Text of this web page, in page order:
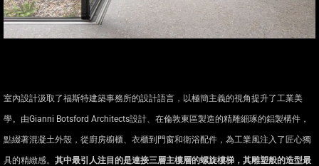
室內設計汲取了福斯特建築事務所的設計語言，以極簡主義的視角提升了工業美
學。由Gianni Botsford Architects設計、在倫敦東區製造的精雕細琢的鋁製構件，
點綴著混凝土外殼，從廚房櫥櫃、衣櫃到門窗和衛浴配件，為工業風注入了匠心獨
具的精緻感。 其中最引人注目的是連接三層主樓層的螺旋樓梯，其雕塑般的造型最